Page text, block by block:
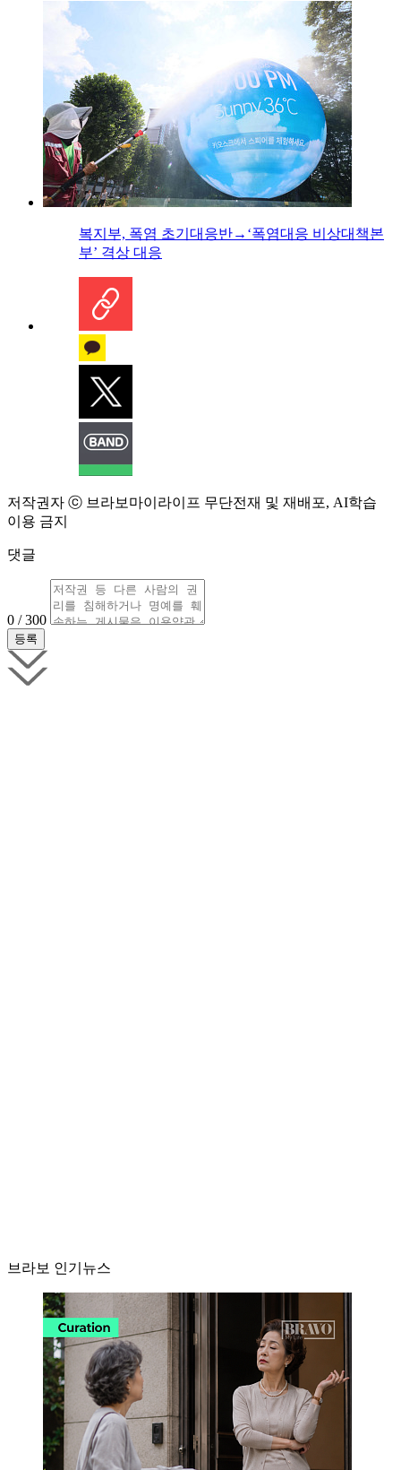
복지부, 폭염 초기대응반→‘폭염대응 비상대책본
부’ 격상 대응
저작권자 ⓒ 브라보마이라이프 무단전재 및 재배포, AI학습
이용 금지
댓글
0 / 300
브라보 인기뉴스